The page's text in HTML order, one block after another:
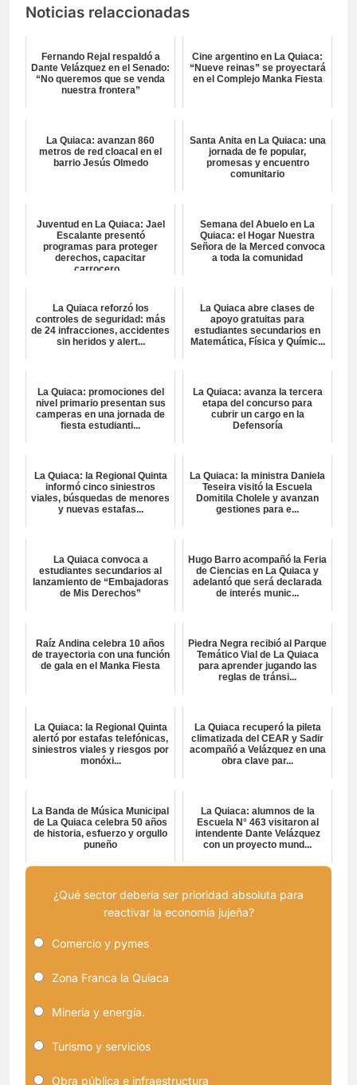
Noticias relaccionadas
Fernando Rejal respaldó a
Dante Velázquez en el Senado:
“No queremos que se venda
nuestra frontera”
Cine argentino en La Quiaca:
“Nueve reinas” se proyectará
en el Complejo Manka Fiesta
La Quiaca: avanzan 860
metros de red cloacal en el
barrio Jesús Olmedo
Santa Anita en La Quiaca: una
jornada de fe popular,
promesas y encuentro
comunitario
Juventud en La Quiaca: Jael
Escalante presentó
programas para proteger
derechos, capacitar
carrocero...
Semana del Abuelo en La
Quiaca: el Hogar Nuestra
Señora de la Merced convoca
a toda la comunidad
La Quiaca reforzó los
controles de seguridad: más
de 24 infracciones, accidentes
sin heridos y alert...
La Quiaca abre clases de
apoyo gratuitas para
estudiantes secundarios en
Matemática, Física y Químic...
La Quiaca: promociones del
nivel primario presentan sus
camperas en una jornada de
fiesta estudianti...
La Quiaca: avanza la tercera
etapa del concurso para
cubrir un cargo en la
Defensoría
La Quiaca: la Regional Quinta
informó cinco siniestros
viales, búsquedas de menores
y nuevas estafas...
La Quiaca: la ministra Daniela
Teseira visitó la Escuela
Domitila Cholele y avanzan
gestiones para e...
La Quiaca convoca a
estudiantes secundarios al
lanzamiento de “Embajadoras
de Mis Derechos”
Hugo Barro acompañó la Feria
de Ciencias en La Quiaca y
adelantó que será declarada
de interés munic...
Raíz Andina celebra 10 años
de trayectoria con una función
de gala en el Manka Fiesta
Piedra Negra recibió al Parque
Temático Vial de La Quiaca
para aprender jugando las
reglas de tránsi...
La Quiaca: la Regional Quinta
alertó por estafas telefónicas,
siniestros viales y riesgos por
monóxi...
La Quiaca recuperó la pileta
climatizada del CEAR y Sadir
acompañó a Velázquez en una
obra clave par...
La Banda de Música Municipal
de La Quiaca celebra 50 años
de historia, esfuerzo y orgullo
puneño
La Quiaca: alumnos de la
Escuela N° 463 visitaron al
intendente Dante Velázquez
con un proyecto mund...
¿Qué sector debería ser prioridad absoluta para
reactivar la economía jujeña?
Comercio y pymes
Zona Franca la Quiaca
Minería y energía.
Turismo y servicios
Obra pública e infraestructura